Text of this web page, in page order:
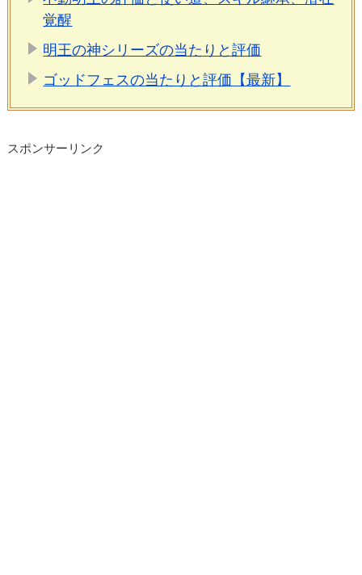
覚醒
明王の神シリーズの当たりと評価
ゴッドフェスの当たりと評価【最新】
スポンサーリンク